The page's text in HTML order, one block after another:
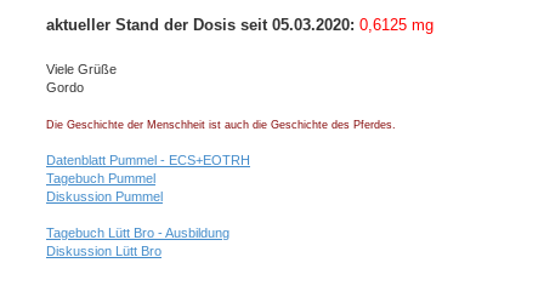
aktueller Stand der Dosis seit 05.03.2020: 0,6125 mg
Viele Grüße
Gordo
Die Geschichte der Menschheit ist auch die Geschichte des Pferdes.
Datenblatt Pummel - ECS+EOTRH
Tagebuch Pummel
Diskussion Pummel
Tagebuch Lütt Bro - Ausbildung
Diskussion Lütt Bro